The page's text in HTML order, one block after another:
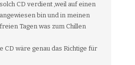
CD verdient ,weil auf einen
bin und in meinen
Tagen was zum Chillen
CD wäre genau das Richtige für